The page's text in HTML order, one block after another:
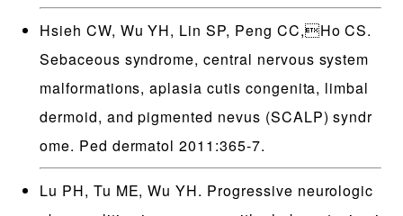
Hsieh CW, Wu YH, Lin SP, Peng CC,Ho CS.
Sebaceous syndrome, central nervous system
malformations, aplasia cutis congenita, limbal
dermoid, and pigmented nevus (SCALP) syndr
ome. Ped dermatol 2011:365-7.
Lu PH, Tu ME, Wu YH. Progressive neurologic